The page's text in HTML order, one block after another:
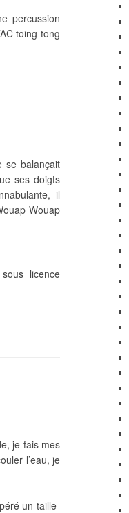
percussion
toing tong
se balançait
ses doigts
il
Wouap
licence
je fais mes
l’eau, je
un taille-